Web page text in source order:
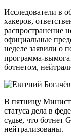
Исследователи в
хакеров,
распространение
официальные
неделе заявили о
программа-
ботнетом,
В пятницу
статуса дела в
судье, что ботнет
нейтрализованы.